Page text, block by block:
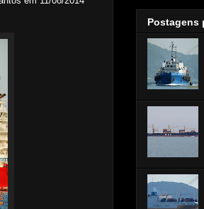
Postagens